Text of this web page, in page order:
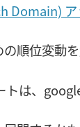
Domain)
順位変動を
トは、